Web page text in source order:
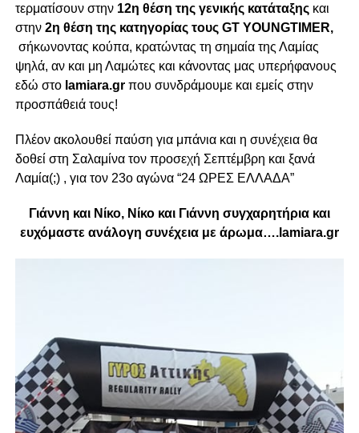
τερματίσουν στην 12η θέση της γενικής κατάταξηςκαι
στην 2η θέση της κατηγορίας τους GT YOUNGTIMER,
σήκωνοντας κούπα, κρατώντας τη σημαία της Λαμίας
ψηλά, αν και μη Λαμώτες και κάνοντας μας υπερήφανους
εδώ στοlamiara.grπου συνδράμουμε και εμείς στην
προσπάθειά τους!
Πλέον ακολουθεί παύση για μπάνια και η συνέχεια θα
δοθεί στη Σαλαμίνα τον προσεχή Σεπτέμβρη και ξανά
Λαμία(;) , για τον 23ο αγώνα “24 ΩΡΕΣ ΕΛΛΑΔΑ”
Γιάννη και Νίκο, Νίκο και Γιάννη συγχαρητήρια και
ευχόμαστε ανάλογη συνέχεια με άρωμα….lamiara.gr